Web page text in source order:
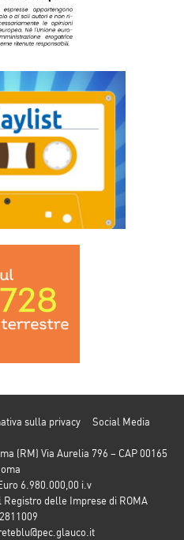
sulla privacy
Social Media
(RM) Via Aurelia 796 – CAP 00165
6.980.000,00 i.v
Registro delle Imprese di ROMA